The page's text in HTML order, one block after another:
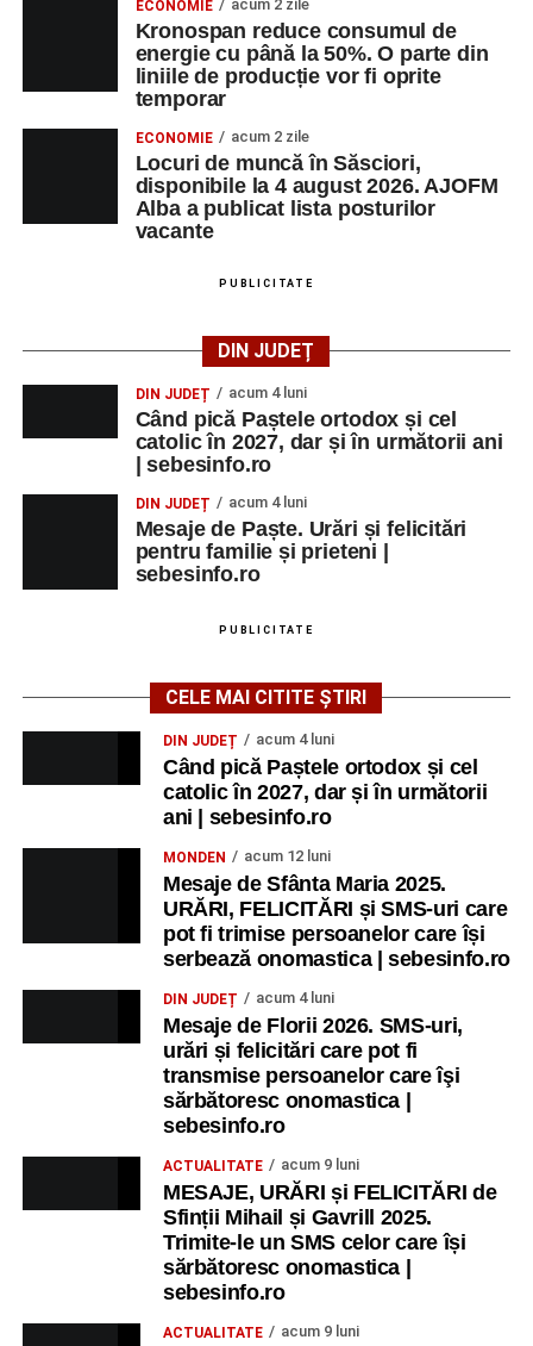
ECONOMIE acum 2 zile
Kronospan reduce consumul de
energie cu până la 50%. O parte din
liniile de producție vor fi oprite
temporar
ECONOMIE acum 2 zile
Locuri de muncă în Săsciori,
disponibile la 4 august 2026. AJOFM
Alba a publicat lista posturilor
vacante
PUBLICITATE
DIN JUDEȚ
DIN JUDEȚ acum 4 luni
Când pică Paștele ortodox și cel
catolic în 2027, dar și în următorii ani
| sebesinfo.ro
DIN JUDEȚ acum 4 luni
Mesaje de Paște. Urări și felicitări
pentru familie și prieteni |
sebesinfo.ro
PUBLICITATE
CELE MAI CITITE ȘTIRI
DIN JUDEȚ acum 4 luni
Când pică Paștele ortodox și cel
catolic în 2027, dar și în următorii
ani | sebesinfo.ro
MONDEN acum 12 luni
Mesaje de Sfânta Maria 2025.
URĂRI, FELICITĂRI și SMS-uri care
pot fi trimise persoanelor care își
serbează onomastica | sebesinfo.ro
DIN JUDEȚ acum 4 luni
Mesaje de Florii 2026. SMS-uri,
urări și felicitări care pot fi
transmise persoanelor care îşi
sărbătoresc onomastica |
sebesinfo.ro
ACTUALITATE acum 9 luni
MESAJE, URĂRI și FELICITĂRI de
Sfinții Mihail și Gavrill 2025.
Trimite-le un SMS celor care își
sărbătoresc onomastica |
sebesinfo.ro
ACTUALITATE acum 9 luni